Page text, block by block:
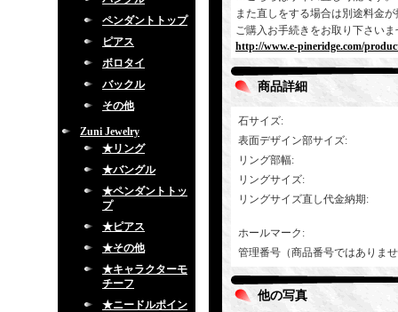
ペンダントトップ
ピアス
ボロタイ
バックル
その他
Zuni Jewelry
★リング
★バングル
★ペンダントトッ
プ
★ピアス
★その他
★キャラクターモ
チーフ
★ニードルポイン
また直しをする場合は別途料金
ご購入お手続きをお取り下さいま
http://www.e-pineridge.com/
商品詳細
石サイズ:
表面デザイン部サイズ:
リング部幅:
リングサイズ:
リングサイズ直し代金納期:
ホールマーク :
管理番号（商品番号ではありま
他の写真